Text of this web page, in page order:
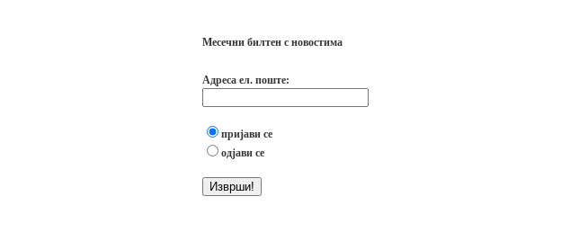
Месечни билтен с новостима
Адреса ел. поште:
пријави се
одјави се